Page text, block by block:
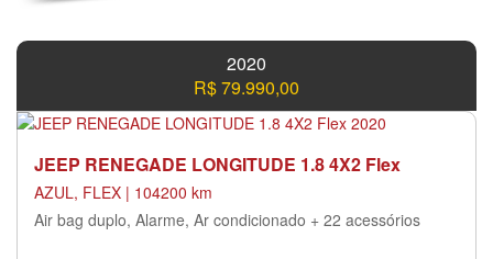
2020
R$ 79.990,00
JEEP RENEGADE LONGITUDE 1.8 4X2 Flex
AZUL, FLEX | 104200 km
Air bag duplo, Alarme, Ar condicionado + 22 acessórios